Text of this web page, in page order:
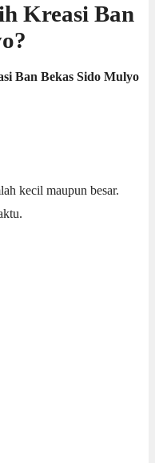
Kreasi Ban
Ban Bekas Sido Mulyo
kecil maupun besar.